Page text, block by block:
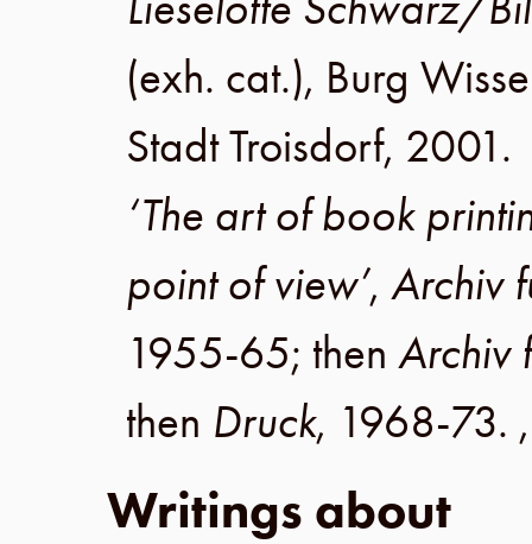
(exh. cat.), Burg
Stadt Troisdorf, 2001.
‘The art of book
point of view’, Archiv
1955-65; then Archiv
then Druck, 1968-73.
Writings about